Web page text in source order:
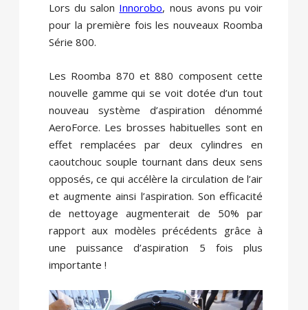
Lors du salon Innorobo, nous avons pu voir
pour la première fois les nouveaux Roomba
Série 800.
Les Roomba 870 et 880 composent cette
nouvelle gamme qui se voit dotée d’un tout
nouveau système d’aspiration dénommé
AeroForce. Les brosses habituelles sont en
effet remplacées par deux cylindres en
caoutchouc souple tournant dans deux sens
opposés, ce qui accélère la circulation de l’air
et augmente ainsi l’aspiration. Son efficacité
de nettoyage augmenterait de 50% par
rapport aux modèles précédents grâce à
une puissance d’aspiration 5 fois plus
importante !